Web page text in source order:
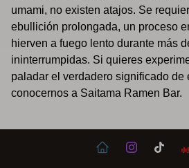
umami, no existen atajos. Se
ebullición prolongada, un proceso
hierven a fuego lento durante más
ininterrumpidas. Si quieres
paladar el verdadero significado de
conocernos a Saitama Ramen Bar.